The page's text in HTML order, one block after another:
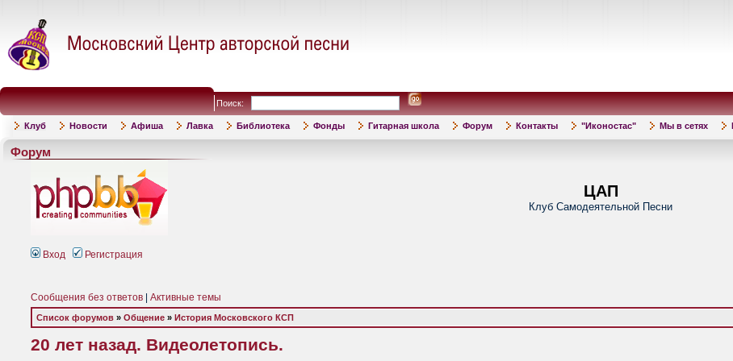
Поиск:
Клуб Новости Афиша Лавка Библиотека Фонды Гитарная школа Форум Контакты "Иконостас" Мы в сетях
Форум
ЦАП
Клуб Самодеятельной Песни
Вход Регистрация
Сообщения без ответов Активные темы
Список форумов » Общение » История Московского КСП
20 лет назад. Видеолетопись.